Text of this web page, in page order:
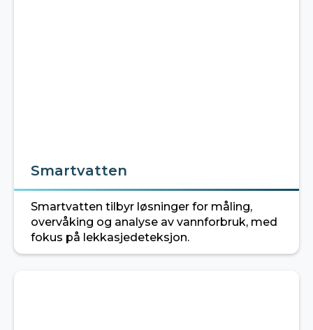
Smartvatten
Smartvatten tilbyr løsninger for måling,
overvåking og analyse av vannforbruk, med
fokus på lekkasjedeteksjon.